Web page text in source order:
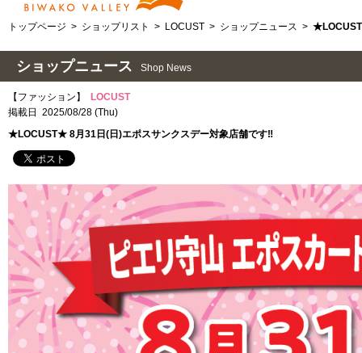
トップページ > ショップリスト > LOCUST > ショップニュース >
ショップニュース Shop News
【ファッション】
LOCUST
掲載日 2025/08/28 (Thu)
★LOCUST★ 8月31日(日)エポスサンクスデー対象店舗です‼︎